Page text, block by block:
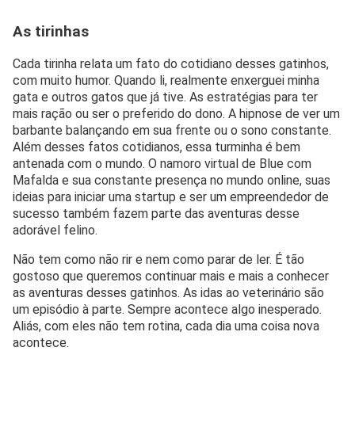
As tirinhas
Cada tirinha relata um fato do cotidiano desses gatinhos,
com muito humor. Quando li, realmente enxerguei minha
gata e outros gatos que já tive. As estratégias para ter
mais ração ou ser o preferido do dono. A hipnose de ver um
barbante balançando em sua frente ou o sono constante.
Além desses fatos cotidianos, essa turminha é bem
antenada com o mundo. O namoro virtual de Blue com
Mafalda e sua constante presença no mundo online, suas
ideias para iniciar uma startup e ser um empreendedor de
sucesso também fazem parte das aventuras desse
adorável felino.
Não tem como não rir e nem como parar de ler. É tão
gostoso que queremos continuar mais e mais a conhecer
as aventuras desses gatinhos. As idas ao veterinário são
um episódio à parte. Sempre acontece algo inesperado.
Aliás, com eles não tem rotina, cada dia uma coisa nova
acontece.